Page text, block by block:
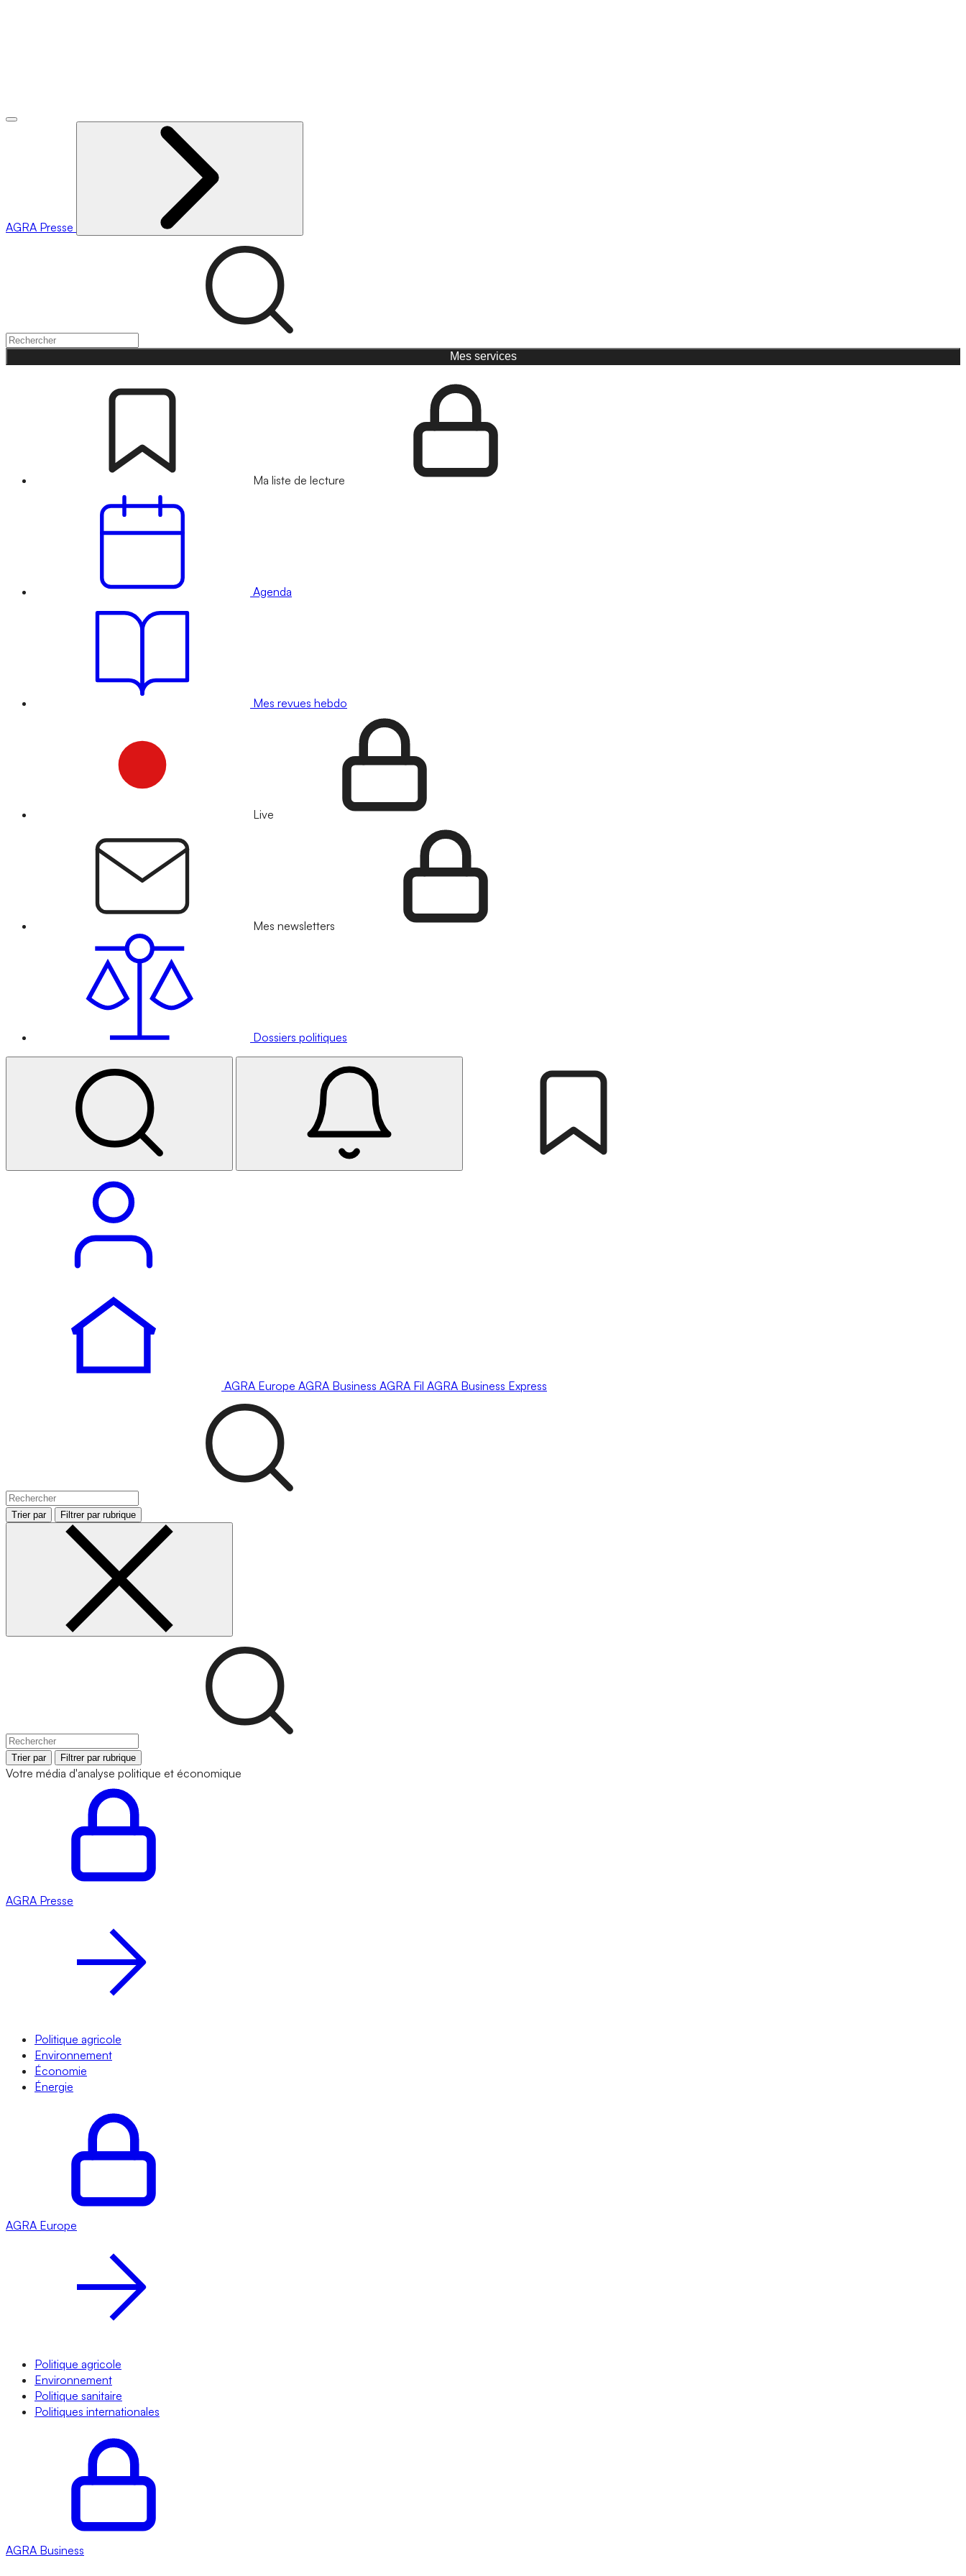
AGRA Presse
Mes services
Ma liste de lecture
Agenda
Mes revues hebdo
Live
Mes newsletters
Dossiers politiques
AGRA Europe AGRA Business AGRA Fil AGRA Business Express
Trier par Filtrer par rubrique
Trier par Filtrer par rubrique
Votre média d'analyse politique et économique
AGRA Presse
Politique agricole
Environnement
Économie
Énergie
AGRA Europe
Politique agricole
Environnement
Politique sanitaire
Politiques internationales
AGRA Business